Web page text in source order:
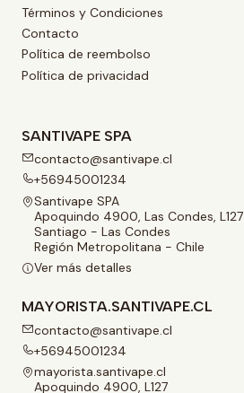
Términos y Condiciones
Contacto
Política de reembolso
Política de privacidad
SANTIVAPE SPA
contacto@santivape.cl
+56945001234
Santivape SPA
Apoquindo 4900, Las Condes, L127
Santiago - Las Condes
Región Metropolitana - Chile
Ver más detalles
MAYORISTA.SANTIVAPE.CL
contacto@santivape.cl
+56945001234
mayorista.santivape.cl
Apoquindo 4900, L127